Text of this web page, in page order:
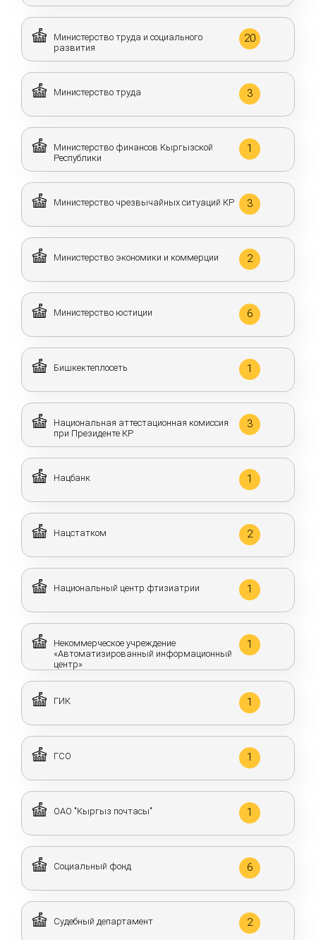
Министерство труда и социального
развития
20
Министерство труда 3
Министерство финансов Кыргызской
Республики
1
Министерство чрезвычайных ситуаций КР 3
Министерство экономики и коммерции 2
Министерство юстиции 6
Бишкектеплосеть 1
Национальная аттестационная комиссия
при Президенте КР
3
Нацбанк 1
Нацстатком 2
Национальный центр фтизиатрии 1
Некоммерческое учреждение
«Автоматизированный информационный
центр»
1
ГИК 1
ГСО 1
ОАО "Кыргыз почтасы" 1
Социальный фонд 6
Судебный департамент 2